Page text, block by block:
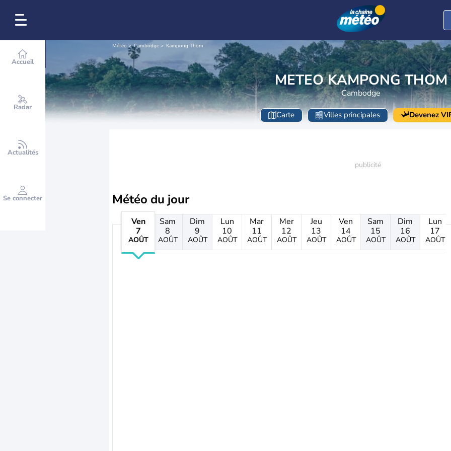
Accueil
Radar
Actualités
Se connecter
Météo Cambodge Kampong Thom
METEO KAMPONG THOM
Cambodge
Carte Villes principales Devenez
Météo du jour
Ven
7
AOÛT
Sam
8
AOÛT
Dim
9
AOÛT
Lun
10
AOÛT
Mar
11
AOÛT
Mer
12
AOÛT
Jeu
13
AOÛT
Ven
14
AOÛT
Sam
15
AOÛT
Dim
16
AOÛT
Lun
17
AOÛT